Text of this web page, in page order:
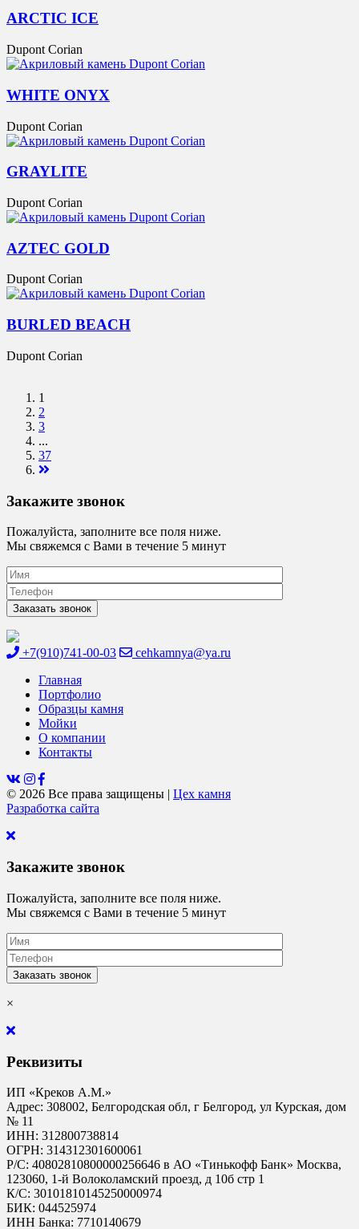
ARCTIC ICE
Dupont Corian
WHITE ONYX
Dupont Corian
GRAYLITE
Dupont Corian
AZTEC GOLD
Dupont Corian
BURLED BEACH
Dupont Corian
1
2
3
...
37
Закажите звонок
Пожалуйста, заполните все поля ниже.
Мы свяжемся с Вами в течение 5 минут
+7(910)741-00-03
cehkamnya@ya.ru
Главная
Портфолио
Образцы камня
Мойки
О компании
Контакты
© 2026 Все права защищены | Цех камня
Разработка сайта
Закажите звонок
Пожалуйста, заполните все поля ниже.
Мы свяжемся с Вами в течение 5 минут
×
Реквизиты
ИП «Креков А.М.»
Адрес: 308002, Белгородская обл, г Белгород, ул Курская, дом
№ 11
ИНН: 312800738814
ОГРН: 314312301600061
Р/С: 40802810800000256646 в АО «Тинькофф Банк» Москва,
123060, 1-й Волоколамский проезд, д 10б стр 1
К/С: 30101810145250000974
БИК: 044525974
ИНН Банка: 7710140679